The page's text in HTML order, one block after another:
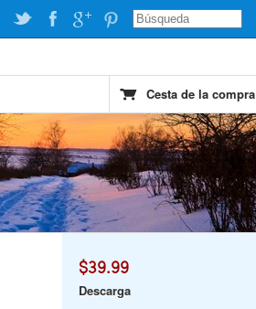
Cesta de la compra
$39.99
Descarga